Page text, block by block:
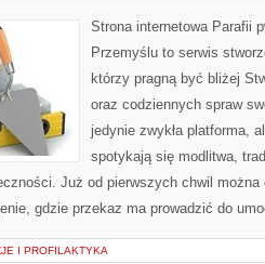
Strona internetowa Parafii
Przemyślu to serwis
którzy pragną być bliżej
oraz codziennych spraw
jedynie zwykła platforma,
spotykają się modlitwa,
Już od pierwszych chwil
gdzie przekaz ma prowadzić do
I PROFILAKTYKA